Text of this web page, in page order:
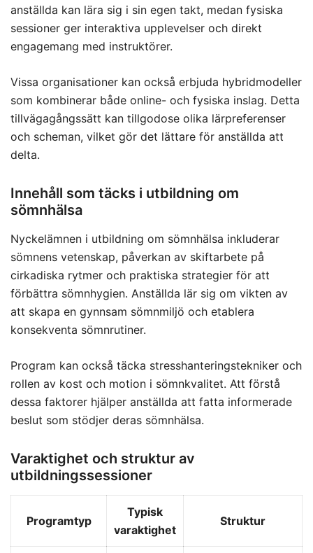
anställda kan lära sig i sin egen takt, medan fysiska
sessioner ger interaktiva upplevelser och direkt
engagemang med instruktörer.
Vissa organisationer kan också erbjuda hybridmodeller
som kombinerar både online- och fysiska inslag. Detta
tillvägagångssätt kan tillgodose olika lärpreferenser
och scheman, vilket gör det lättare för anställda att
delta.
Innehåll som täcks i utbildning om
sömnhälsa
Nyckelämnen i utbildning om sömnhälsa inkluderar
sömnens vetenskap, påverkan av skiftarbete på
cirkadiska rytmer och praktiska strategier för att
förbättra sömnhygien. Anställda lär sig om vikten av
att skapa en gynnsam sömnmiljö och etablera
konsekventa sömnrutiner.
Program kan också täcka stresshanteringstekniker och
rollen av kost och motion i sömnkvalitet. Att förstå
dessa faktorer hjälper anställda att fatta informerade
beslut som stödjer deras sömnhälsa.
Varaktighet och struktur av
utbildningssessioner
Programtyp
Typisk
varaktighet
Struktur